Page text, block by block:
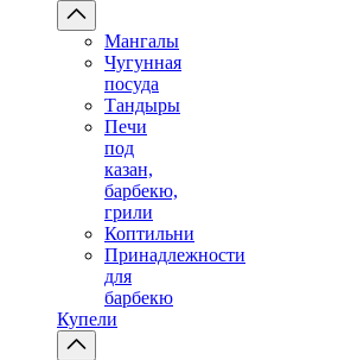
Мангалы
Чугунная
посуда
Тандыры
Печи
под
казан,
барбекю,
грили
Коптильни
Принадлежности
для
барбекю
Купели